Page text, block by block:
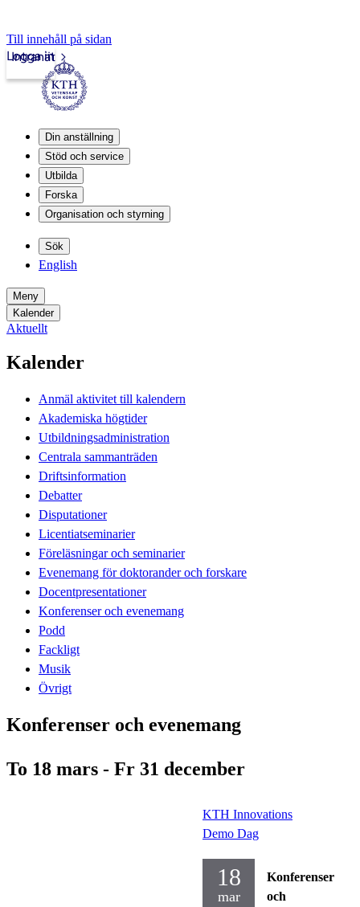
Till innehåll på sidan
Intranät
Logga in
Din anställning
Stöd och service
Utbilda
Forska
Organisation och styrning
Sök
English
Meny
Kalender
Aktuellt
Kalender
Anmäl aktivitet till kalendern
Akademiska högtider
Utbildningsadministration
Centrala sammanträden
Driftsinformation
Debatter
Disputationer
Licentiatseminarier
Föreläsningar och seminarier
Evenemang för doktorander och forskare
Docentpresentationer
Konferenser och evenemang
Podd
Fackligt
Musik
Övrigt
Konferenser och evenemang
To 18 mars - Fr 31 december
KTH Innovations
Demo Dag
18
mar
Konferenser
och